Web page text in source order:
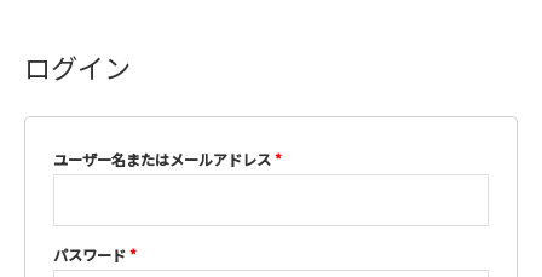
ログイン
ユーザー名またはメールアドレス*
パスワード*